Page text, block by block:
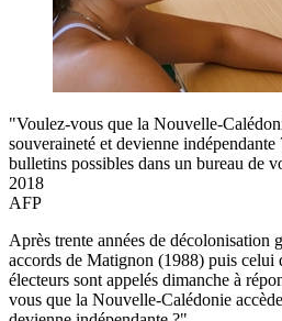
"Voulez-vous que la Nouvelle-
souveraineté et devienne
bulletins possibles dans un bureau de
2018
AFP
Après trente années de décolonisation
accords de Matignon (1988) puis celui
électeurs sont appelés dimanche à
vous que la Nouvelle-Calédonie